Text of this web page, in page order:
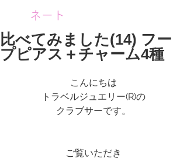
ネート
比べてみました(14) フー
プピアス＋チャーム4種
こんにちは
トラベルジュエリー(R)の
クラブサーです。
ご覧いただき